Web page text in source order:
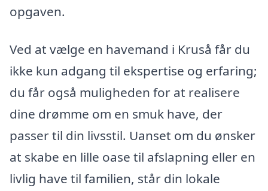
opgaven.
Ved at vælge en havemand i Kruså får du
ikke kun adgang til ekspertise og erfaring;
du får også muligheden for at realisere
dine drømme om en smuk have, der
passer til din livsstil. Uanset om du ønsker
at skabe en lille oase til afslapning eller en
livlig have til familien, står din lokale